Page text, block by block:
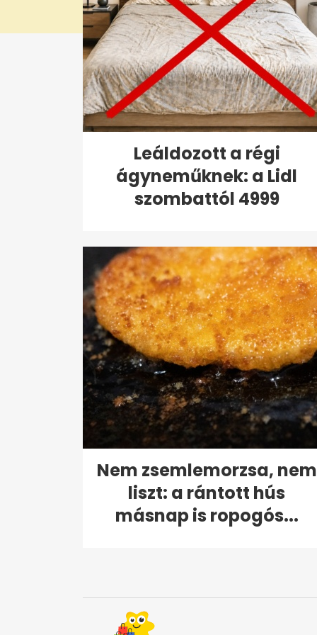
Leáldozott a régi
ágyneműknek: a Lidl
szombattól 4999
Nem zsemlemorzsa, nem
liszt: a rántott hús
másnap is ropogós...